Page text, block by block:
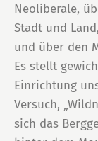
Neoliberale,
Stadt und
und über den
Es stellt
Einrichtung
Versuch,
sich das